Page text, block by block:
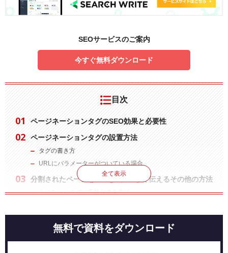
SEOサービスのご案内
今すぐ無料ダウンロード
目次
ページネーションタグのSEO効果と必要性
ページネーションタグの設置方法
タグの書き方
URLにパラメーターがついている場合
分割されたページをGoogleに正しく伝えるその他の方法
カノニカルタグで正規化する方法
優れたページネーションを設定する6つの工夫
適切な長さでページを分割する
全て表示
無料で資料をダウンロード